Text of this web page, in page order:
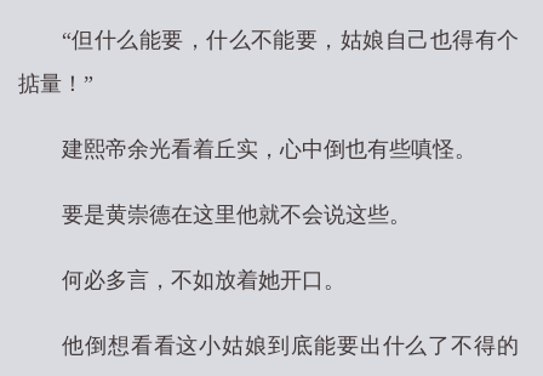
“但什么能要，什么不能要，姑娘自己也得有个
掂量！”
建熙帝余光看着丘实，心中倒也有些嗔怪。
要是黄崇德在这里他就不会说这些。
何必多言，不如放着她开口。
他倒想看看这小姑娘到底能要出什么了不得的